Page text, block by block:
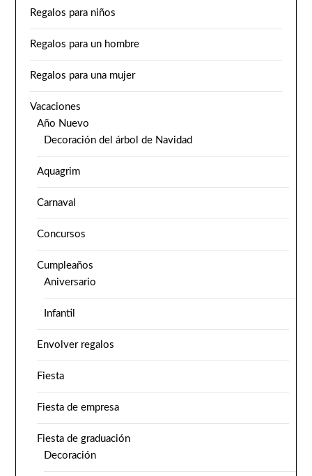
Regalos para niños
Regalos para un hombre
Regalos para una mujer
Vacaciones
Año Nuevo
Decoración del árbol de Navidad
Aquagrim
Carnaval
Concursos
Cumpleaños
Aniversario
Infantil
Envolver regalos
Fiesta
Fiesta de empresa
Fiesta de graduación
Decoración